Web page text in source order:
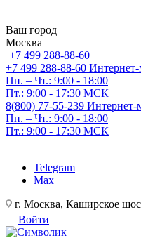
Ваш город
Москва
+7 499 288-88-60
+7 499 288-88-60 Интернет-
Пн. – Чт.: 9:00 - 18:00
Пт.: 9:00 - 17:30 МСК
8(800) 77-55-239 Интернет-
Пн. – Чт.: 9:00 - 18:00
Пт.: 9:00 - 17:30 МСК
Telegram
Max
г. Москва, Каширское
Войти